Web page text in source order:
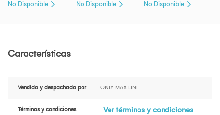
No Disponible
No Disponible
No Disponible
Características
Vendido y despachado por ONLY MAX LINE
Términos y condiciones Ver términos y condiciones